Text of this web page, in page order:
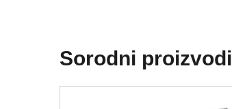
Sorodni proizvodi